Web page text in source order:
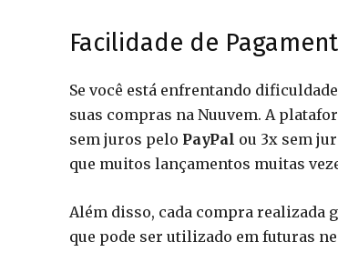
Facilidade de
Se você está enfrentando
suas compras na Nuuvem. A
sem juros pelo PayPal ou 3x sem
que muitos lançamentos muitas
Além disso, cada compra realizada
que pode ser utilizado em futuras